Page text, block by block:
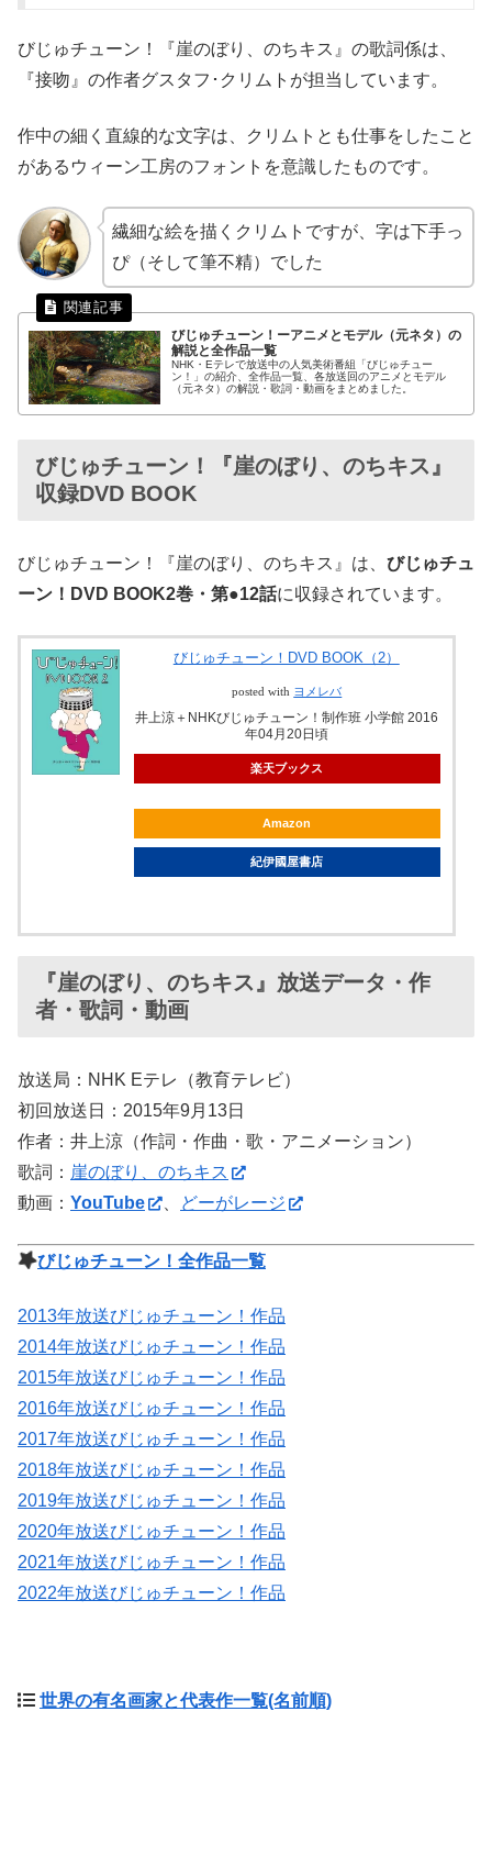
びじゅチューン！『崖のぼり、のちキス』の歌詞係は、
『接吻』の作者グスタフ･クリムトが担当しています。
作中の細く直線的な文字は、クリムトとも仕事をしたこと
があるウィーン工房のフォントを意識したものです。
繊細な絵を描くクリムトですが、字は下手っ
ぴ（そして筆不精）でした
びじゅチューン！ーアニメとモデル（元ネタ）の
解説と全作品一覧
NHK・Eテレで放送中の人気美術番組「びじゅチュー
ン！」の紹介、全作品一覧、各放送回のアニメとモデル
（元ネタ）の解説・歌詞・動画をまとめました。
びじゅチューン！『崖のぼり、のちキス』
収録DVD BOOK
びじゅチューン！『崖のぼり、のちキス』は、 びじゅチュ
ーン！DVD BOOK2巻・第●12話に収録されています。
びじゅチューン！DVD BOOK（2）
posted with ヨメレバ
井上涼＋NHKびじゅチューン！制作班 小学館 2016
年04月20日頃
楽天ブックス
Amazon
紀伊國屋書店
『崖のぼり、のちキス』放送データ・作
者・歌詞・動画
放送局：NHK Eテレ（教育テレビ）
初回放送日：2015年9月13日
作者：井上涼（作詞・作曲・歌・アニメーション）
歌詞： 崖のぼり、のちキス
動画： YouTube どーがレージ
びじゅチューン！全作品一覧
2013年放送びじゅチューン！作品
2014年放送びじゅチューン！作品
2015年放送びじゅチューン！作品
2016年放送びじゅチューン！作品
2017年放送びじゅチューン！作品
2018年放送びじゅチューン！作品
2019年放送びじゅチューン！作品
2020年放送びじゅチューン！作品
2021年放送びじゅチューン！作品
2022年放送びじゅチューン！作品
世界の有名画家と代表作一覧(名前順)